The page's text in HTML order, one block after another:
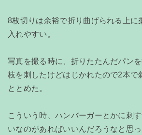
8枚切りは余裕で折り曲げられる上に
入れやすい。
写真を撮る時に、折りたたんだパン
枝を刺したけどはじかれたので2本で
ととめた。
こういう時、ハンバーガーとかに刺
いなのがあればいいんだろうなと思っ